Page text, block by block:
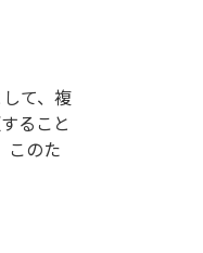
て、複
ること
このた